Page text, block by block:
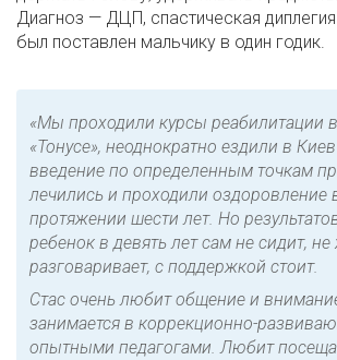
Диагноз — ДЦП, спастическая
был поставлен мальчику в один годик.
«Мы проходили курсы реабилитации
«Тонусе», неоднократно ездили в
введение по определенным точкам
лечились и проходили оздоровление
протяжении шести лет. Но
ребенок в девять лет сам не сидит, не
разговаривает, с поддержкой стоит.
Стас очень любит общение и
занимается в коррекционно-
опытными педагогами. Любит